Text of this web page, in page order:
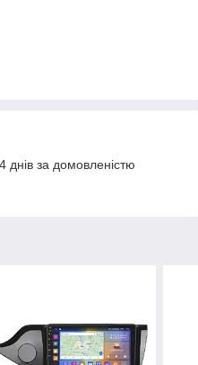
за домовленістю